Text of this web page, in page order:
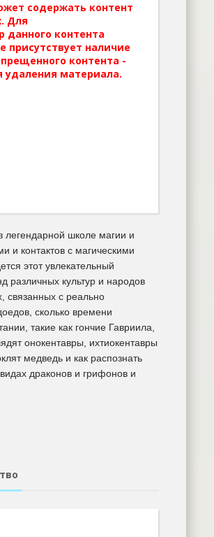
содержать контент
Для
данного контента
присутствует наличие
контента -
удаления материала.
легендарной школе магии и
и контактов с магическими
этот увлекательный
различных культур и народов
связанных с реально
сколько времени
такие как гончие Гавриила,
онокентавры, ихтиокентавры
медведь и как распознать
драконов и грифонов и